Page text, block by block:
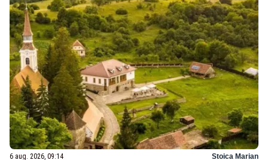
6 aug. 2026, 09:14 Stoica Marian